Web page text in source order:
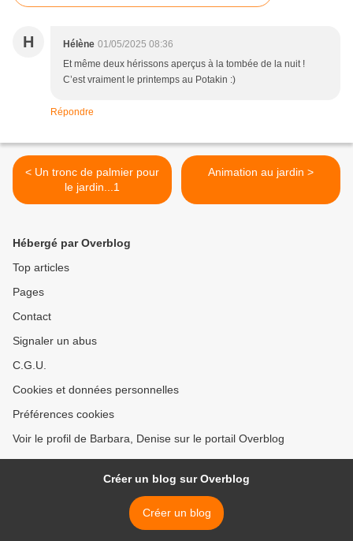
H Hélène 01/05/2025 08:36
Et même deux hérissons aperçus à la tombée de la nuit !
C’est vraiment le printemps au Potakin :)
Répondre
< Un tronc de palmier pour
le jardin...1
Animation au jardin >
Hébergé par Overblog
Top articles
Pages
Contact
Signaler un abus
C.G.U.
Cookies et données personnelles
Préférences cookies
Voir le profil de Barbara, Denise sur le portail Overblog
Créer un blog sur Overblog
Créer un blog